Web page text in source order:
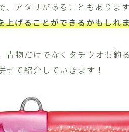
、アタリがあることもありま
上げることができるかもしれ
青物だけでなくタチウオも釣
せて紹介していきます！